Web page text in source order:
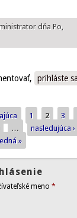
dňa Po,
ZUUPS a jesenné
prihláste sa
1 2 3
…
nasledujúca ›
»
meno*